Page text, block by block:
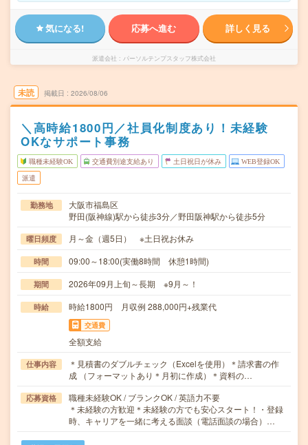
気になる! 応募へ進む 詳しく見る
派遣会社 パーソルテンプスタッフ株式会社
未読 掲載日 2026/08/06
＼高時給1800円／社員化制度あり！未経験
OKなサポート事務
職種未経験OK 交通費別途支給あり 土日祝日が休み WEB登録OK
派遣
勤務地
大阪市福島区
野田(阪神線)駅から徒歩3分／野田阪神駅から徒歩5分
曜日頻度 月～金（週5日） ※土日祝お休み
時間 09:00～18:00(実働8時間 休憩1時間)
期間 2026年09月上旬～長期 ※9月～！
時給 時給1800円 月収例 288,000円+残業代
交通費
全額支給
仕事内容
＊見積書のダブルチェック（Excelを使用）＊請求書の作
成 （フォーマットあり＊月初に作成）＊資料の…
応募資格
職種未経験OK / ブランクOK / 英語力不要
＊未経験の方歓迎＊未経験の方でも安心スタート！・登録
時、キャリアを一緒に考える面談（電話面談の場合）…